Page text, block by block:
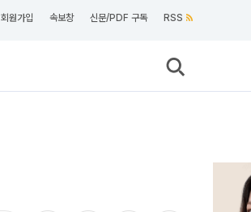
회원가입 속보창 신문/PDF 구독 RSS